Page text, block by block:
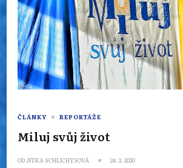
ČLÁNKY REPORTÁŽE
Miluj svůj život
ODJITKA SCHLICHTSOVÁ 24. 2. 2020